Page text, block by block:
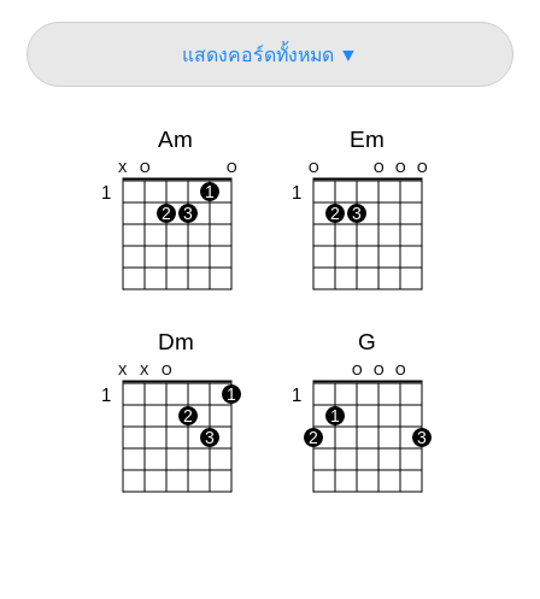
แสดงคอร์ดทั้งหมด ▼
Am
X O O
1
1
2
3
Em
O O O O
1
2 3
Dm
X X O
1
1
2
3
G
O O O
1
1
2
3